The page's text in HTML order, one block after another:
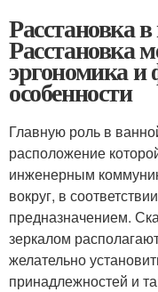
Расстановка
Расстановка
эргономика
особенности
Главную роль в
расположение
инженерным
вокруг, в
предназначением.
зеркалом
желательно
принадлежностей и